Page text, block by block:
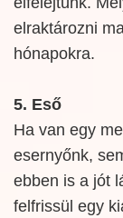
elraktározni
hónapokra.
5. Eső
Ha van egy
esernyőnk,
ebben is a jót
felfrissül egy